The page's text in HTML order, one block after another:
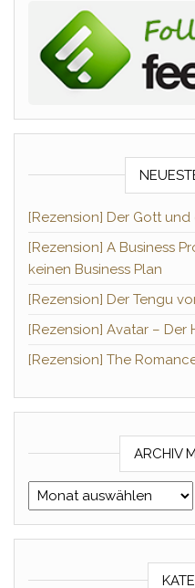
[Rezension] Der Gott und
[Rezension] A Business
keinen Business Plan
[Rezension] Der Tengu
[Rezension] Avatar –
[Rezension] The
ARCHIV
Archiv Monat/Jahr